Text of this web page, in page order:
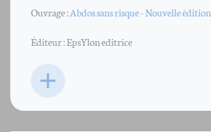
Ouvrage :Abdos sans risque - Nouvelle édition
Éditeur : EpsYlon editrice